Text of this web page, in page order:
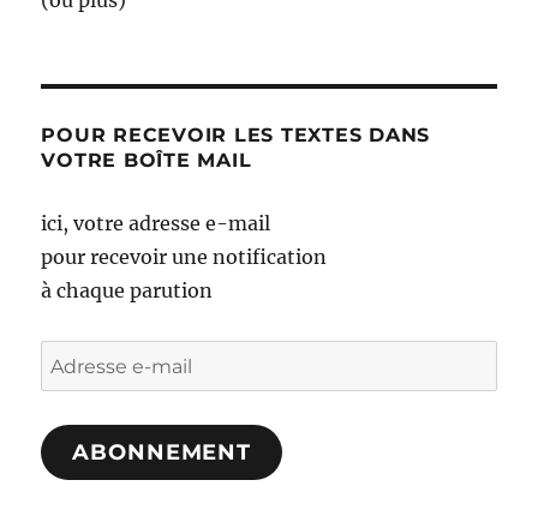
POUR RECEVOIR LES TEXTES DANS
VOTRE BOÎTE MAIL
ici, votre adresse e-mail
pour recevoir une notification
à chaque parution
Adresse
e-
mail
ABONNEMENT